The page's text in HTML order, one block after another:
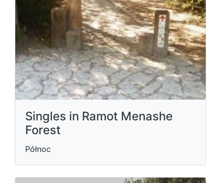
Singles in Ramot Menashe
Forest
Północ